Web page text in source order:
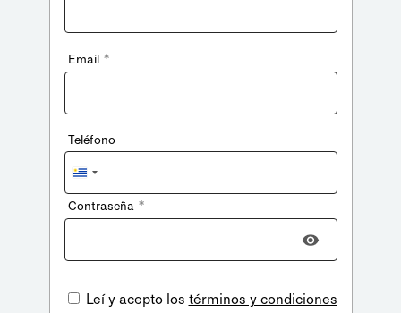
Email *
Teléfono
Uruguay
+598
Contraseña *
Leí y acepto los términos y condiciones